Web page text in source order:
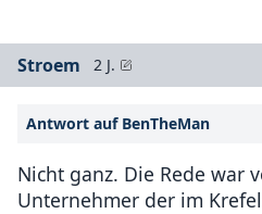
Stroem 2 J.
Antwort auf BenTheMan
Nicht ganz. Die Rede war
Unternehmer der im